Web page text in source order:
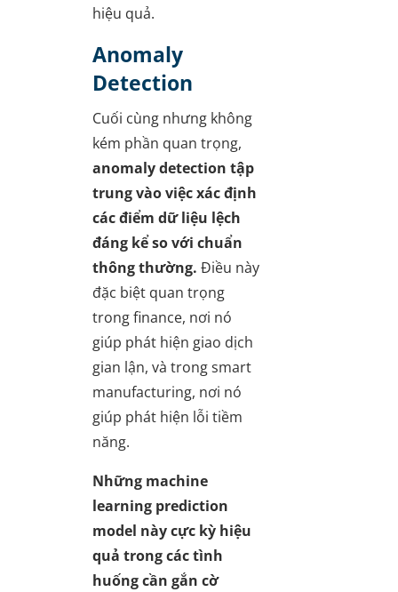
hiệu quả.
Anomaly
Detection
Cuối cùng nhưng không
kém phần quan trọng,
anomaly detection tập
trung vào việc xác định
các điểm dữ liệu lệch
đáng kể so với chuẩn
thông thường. Điều này
đặc biệt quan trọng
trong finance, nơi nó
giúp phát hiện giao dịch
gian lận, và trong smart
manufacturing, nơi nó
giúp phát hiện lỗi tiềm
năng.
Những machine
learning prediction
model này cực kỳ hiệu
quả trong các tình
huống cần gắn cờ